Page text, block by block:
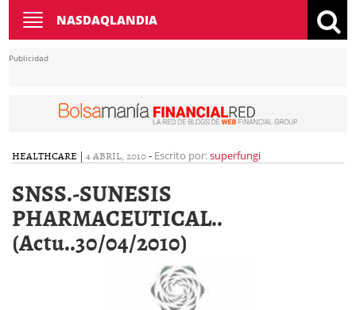
Toggle
navigation
NASDAQLANDIA
Publicidad
HEALTHCARE | 4 ABRIL, 2010- Escrito por:superfungi
SNSS.-SUNESIS
PHARMACEUTICAL..
(Actu..30/04/2010)